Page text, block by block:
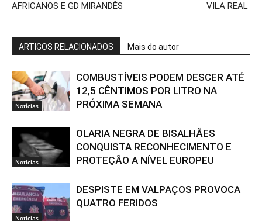
AFRICANOS E GD MIRANDÊS
VILA REAL
ARTIGOS RELACIONADOS Mais do autor
Notícias
COMBUSTÍVEIS PODEM DESCER ATÉ
12,5 CÊNTIMOS POR LITRO NA
PRÓXIMA SEMANA
Notícias
OLARIA NEGRA DE BISALHÃES
CONQUISTA RECONHECIMENTO E
PROTEÇÃO A NÍVEL EUROPEU
Notícias
DESPISTE EM VALPAÇOS PROVOCA
QUATRO FERIDOS